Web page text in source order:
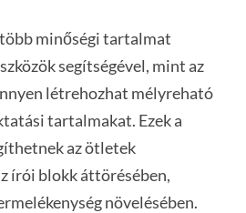
minőségi tartalmat
segítségével, mint az
létrehozhat mélyreható
tartalmakat. Ezek a
az ötletek
írói blokk áttörésében,
növelésében.